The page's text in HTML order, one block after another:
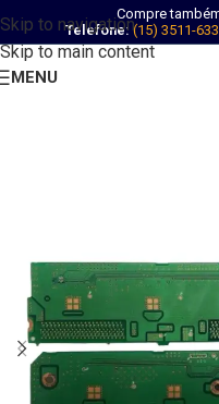
Skip to navigation
Skip to main content
Compre
Telefone: (15) 3511-
MENU